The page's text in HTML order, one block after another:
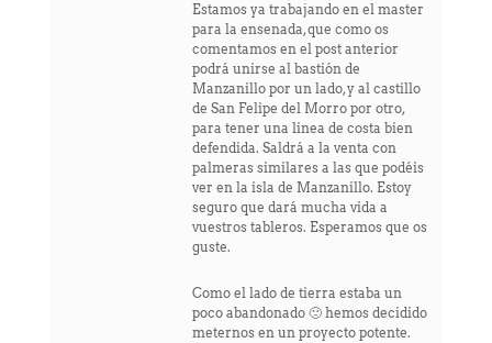
Estamos ya trabajando en el master
para la ensenada, que como os
comentamos en el post anterior
podrá unirse al bastión de
Manzanillo por un lado, y al castillo
de San Felipe del Morro por otro,
para tener una linea de costa bien
defendida. Saldrá a la venta con
palmeras similares a las que podéis
ver en la isla de Manzanillo. Estoy
seguro que dará mucha vida a
vuestros tableros. Esperamos que os
guste.
Como el lado de tierra estaba un
poco abandonado 🙁 hemos decidido
meternos en un proyecto potente.